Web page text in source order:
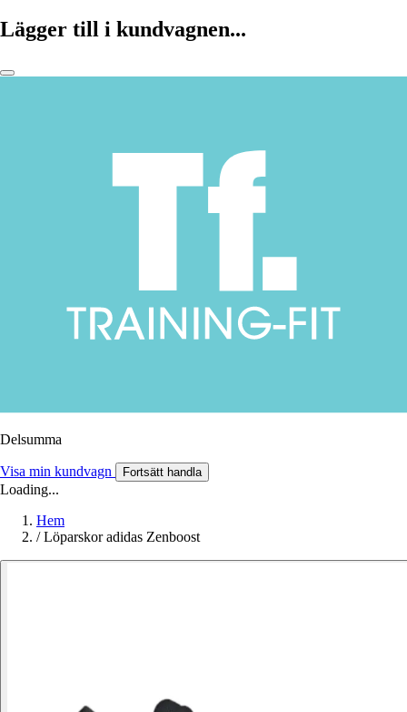
Lägger till i kundvagnen...
Delsumma
Visa min kundvagn Fortsätt handla
Loading...
Hem
/ Löparskor adidas Zenboost